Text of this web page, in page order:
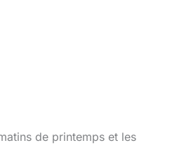
de printemps et les